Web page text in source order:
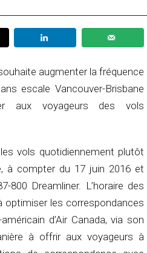
augmenter la fréquence
escale Vancouver-Brisbane
aux voyageurs des vols
vols quotidiennement plutôt
à compter du 17 juin 2016 et
800 Dreamliner. L’horaire des
optimiser les correspondances
d’Air Canada, via son
à offrir aux voyageurs à